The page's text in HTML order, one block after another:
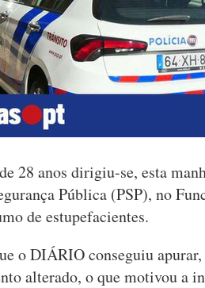
28 anos dirigiu-se, esta
Pública (PSP), no
de estupefacientes.
o DIÁRIO conseguiu
alterado, o que motivou a